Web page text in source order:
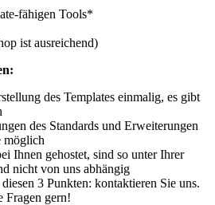
fähigen Tools*
ist ausreichend)
des Templates einmalig, es gibt
des Standards und Erweiterungen
möglich
Ihnen gehostet, sind so unter Ihrer
nicht von uns abhängig
3 Punkten: kontaktieren Sie uns.
Fragen gern!